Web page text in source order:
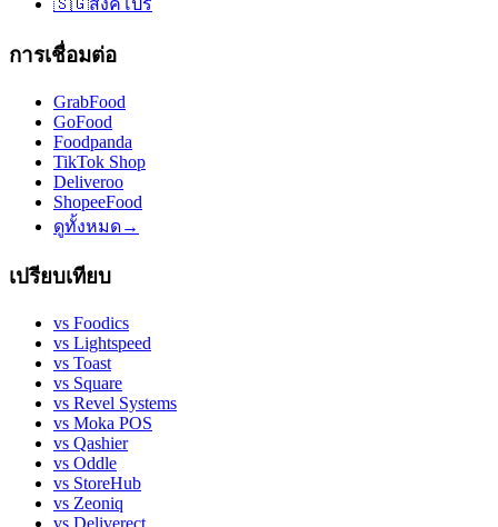
🇸🇬สิงคโปร์
การเชื่อมต่อ
GrabFood
GoFood
Foodpanda
TikTok Shop
Deliveroo
ShopeeFood
ดูทั้งหมด→
เปรียบเทียบ
vs Foodics
vs Lightspeed
vs Toast
vs Square
vs Revel Systems
vs Moka POS
vs Qashier
vs Oddle
vs StoreHub
vs Zeoniq